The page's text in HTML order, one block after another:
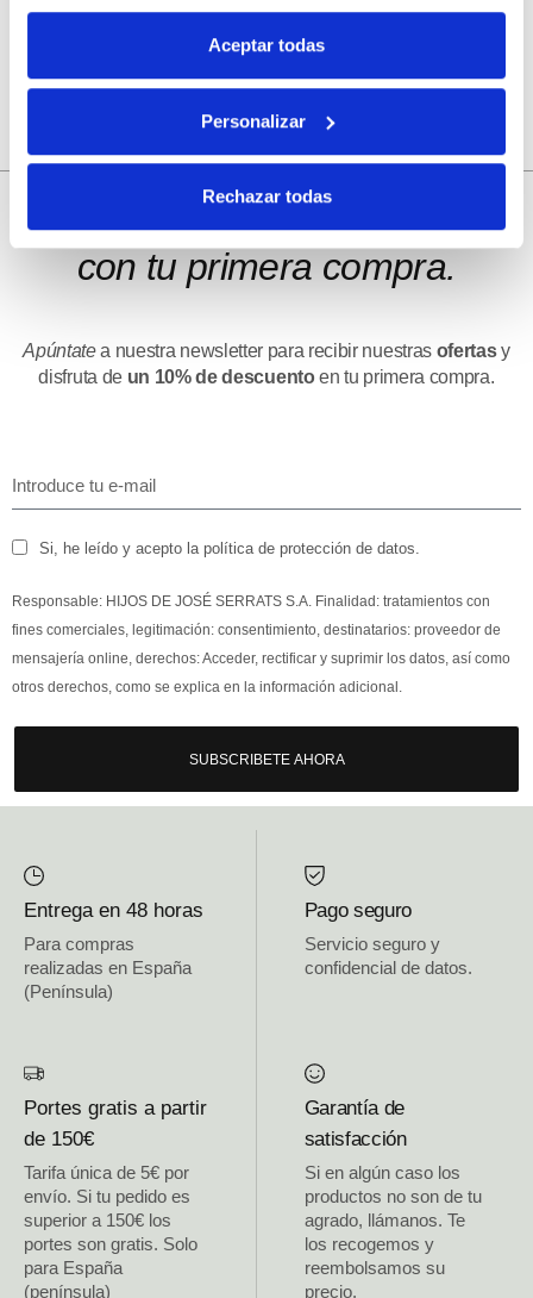
Aceptar todas
Personalizar
Rechazar todas
10% de descuento
con tu primera compra.
Apúntatea nuestra newsletter para recibir nuestras ofertasy
disfruta de un 10% de descuentoen tu primera compra.
Si, he leído y acepto la política de protección de datos.
Responsable: HIJOS DE JOSÉ SERRATS S.A. Finalidad: tratamientos con
fines comerciales, legitimación: consentimiento, destinatarios: proveedor de
mensajería online, derechos: Acceder, rectificar y suprimir los datos, así como
otros derechos, como se explica en la información adicional.
SUBSCRIBETE AHORA
Entrega en 48 horas
Para compras
realizadas en España
(Península)
Pago seguro
Servicio seguro y
confidencial de datos.
Portes gratis a partir
de 150€
Tarifa única de 5€ por
envío. Si tu pedido es
superior a 150€ los
portes son gratis. Solo
para España
(península)
Garantía de
satisfacción
Si en algún caso los
productos no son de tu
agrado, llámanos. Te
los recogemos y
reembolsamos su
precio.